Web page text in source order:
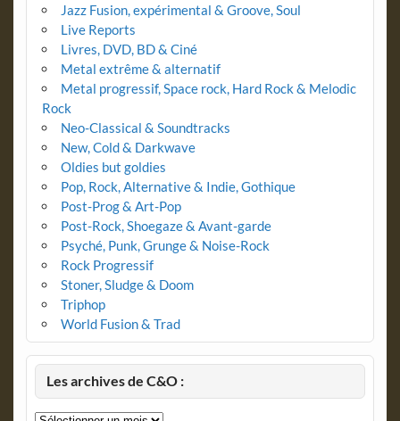
Jazz Fusion, expérimental & Groove, Soul
Live Reports
Livres, DVD, BD & Ciné
Metal extrême & alternatif
Metal progressif, Space rock, Hard Rock & Melodic
Rock
Neo-Classical & Soundtracks
New, Cold & Darkwave
Oldies but goldies
Pop, Rock, Alternative & Indie, Gothique
Post-Prog & Art-Pop
Post-Rock, Shoegaze & Avant-garde
Psyché, Punk, Grunge & Noise-Rock
Rock Progressif
Stoner, Sludge & Doom
Triphop
World Fusion & Trad
Les archives de C&O :
Les